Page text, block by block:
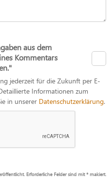
aus dem
Kommentars
jederzeit für die Zukunft per E-
Informationen zum
in unserer Datenschutzerklärung.
Erforderliche Felder sind mit * makiert.